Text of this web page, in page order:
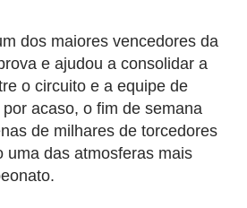
dos maiores vencedores da
e ajudou a consolidar a
o circuito e a equipe de
acaso, o fim de semana
de milhares de torcedores
uma das atmosferas mais